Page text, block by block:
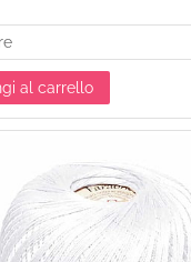
al carrello